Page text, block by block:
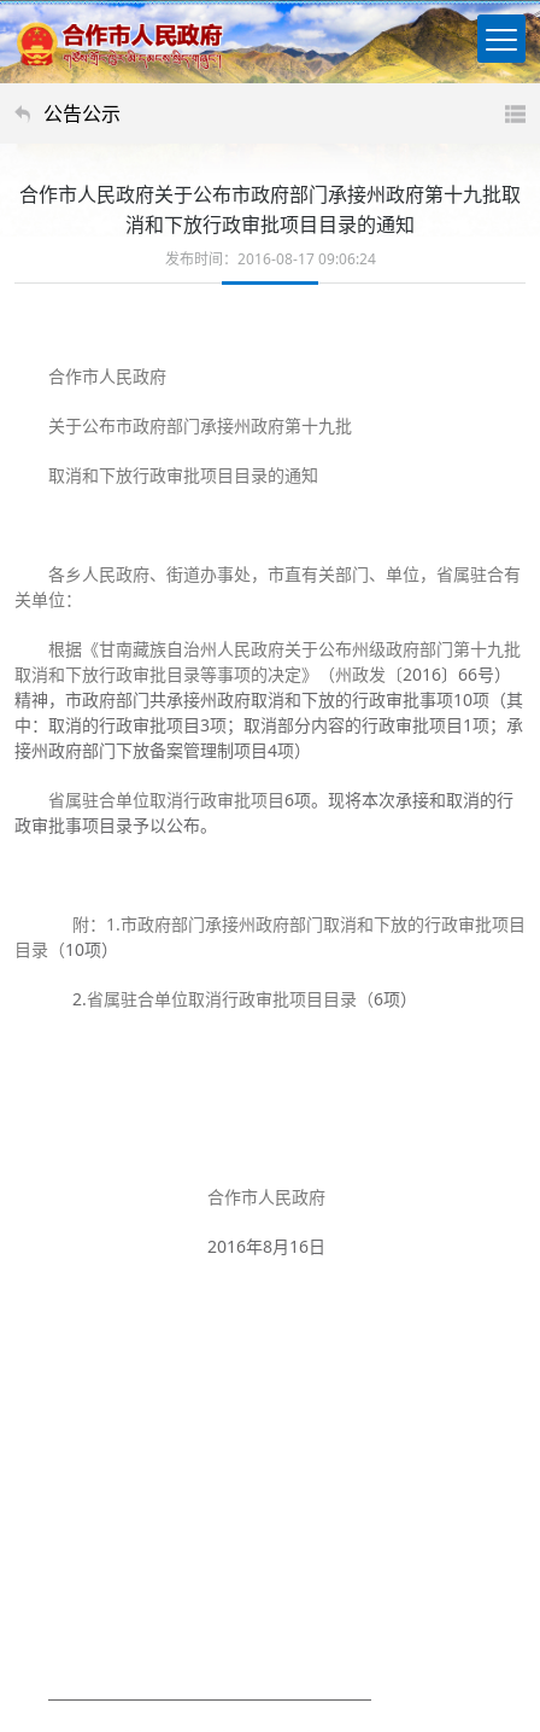
公告公示
合作市人民政府关于公布市政府部门承接州政府第十九批取
消和下放行政审批项目目录的通知
发布时间：2016-08-17 09:06:24
合作市人民政府
关于公布市政府部门承接州政府第十九批
取消和下放行政审批项目目录的通知
各乡人民政府、街道办事处，市直有关部门、单位，省属驻合有
关单位：
根据《甘南藏族自治州人民政府关于公布州级政府部门第十九批
取消和下放行政审批目录等事项的决定》（州政发〔2016〕66号）
精神，市政府部门共承接州政府取消和下放的行政审批事项10项（其
中：取消的行政审批项目3项；取消部分内容的行政审批项目1项；承
接州政府部门下放备案管理制项目4项）
省属驻合单位取消行政审批项目6项。现将本次承接和取消的行
政审批事项目录予以公布。
附：1.市政府部门承接州政府部门取消和下放的行政审批项目
目录（10项）
2.省属驻合单位取消行政审批项目目录（6项）
合作市人民政府
2016年8月16日